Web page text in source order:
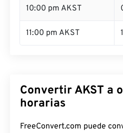
10:00 pm AKST
11:00 pm AKST
Convertir AKST a
horarias
FreeConvert.com puede